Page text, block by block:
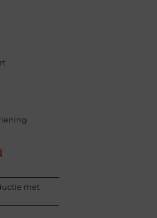
met